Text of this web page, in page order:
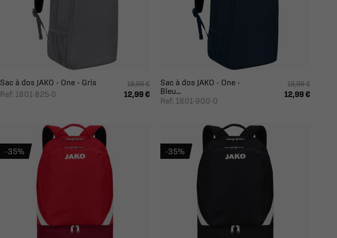
Sac à dos JAKO - One - Gris
Ref: 1801-825-0
19,99 €
12,99 €
Sac à dos JAKO - One -
Bleu...
Ref: 1801-900-0
19,99 €
12,99 €
-35% -35%